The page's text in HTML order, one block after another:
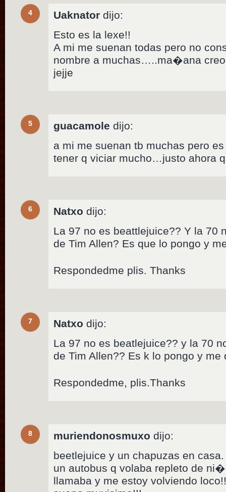
4 Uaknator dijo:
Esto es la lexe!!
A mi me suenan todas pero no
nombre a muchas…..ma�ana
jejje
5 guacamole dijo:
a mi me suenan tb muchas pero
tener q viciar mucho…justo ahora
6 Natxo dijo:
La 97 no es beattlejuice?? Y la 70
de Tim Allen? Es que lo pongo y
Respondedme plis. Thanks
7 Natxo dijo:
La 97 no es beatlejuice?? y la 70
de Tim Allen?? Es k lo pongo y me
Respondedme, plis.Thanks
8 muriendonosmuxo dijo:
beetlejuice y un chapuzas en
un autobus q volaba repleto de
llamaba y me estoy volviendo